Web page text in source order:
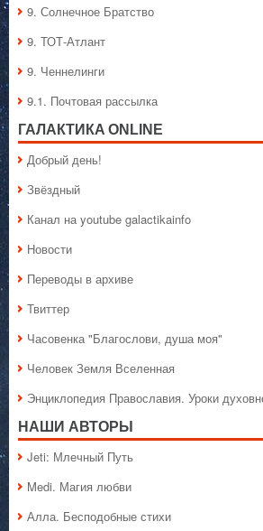
9. Солнечное Братство
9. ТОТ-Атлант
9. Ченнелинги
9.1. Почтовая рассылка
ГАЛАКТИКA ONLINE
Добрый день!
Звёздный
Канал на youtube galactikainfo
Новости
Переводы в архиве
Твиттер
Часовенка "Благослови, душа моя"
Человек Земля Вселенная
Энциклопедия Православия. Уроки
НАШИ АВТОРЫ
Jeti: Млечный Путь
Medi. Магия любви
Алла. Бесподобные стихи